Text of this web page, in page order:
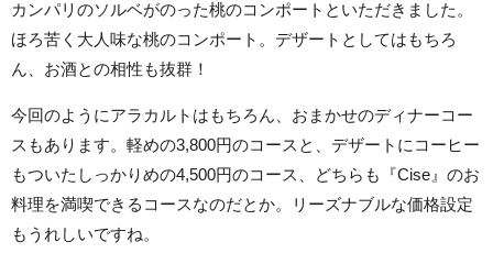
カンパリのソルベがのった桃のコンポートといただきました。
ほろ苦く大人味な桃のコンポート。デザートとしてはもちろ
ん、お酒との相性も抜群！
今回のようにアラカルトはもちろん、おまかせのディナーコー
スもあります。軽めの3,800円のコースと、デザートにコーヒー
もついたしっかりめの4,500円のコース、どちらも『Cise』のお
料理を満喫できるコースなのだとか。リーズナブルな価格設定
もうれしいですね。